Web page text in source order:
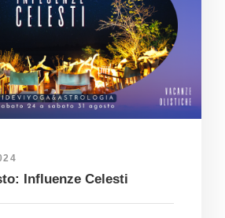
Influenze Celesti